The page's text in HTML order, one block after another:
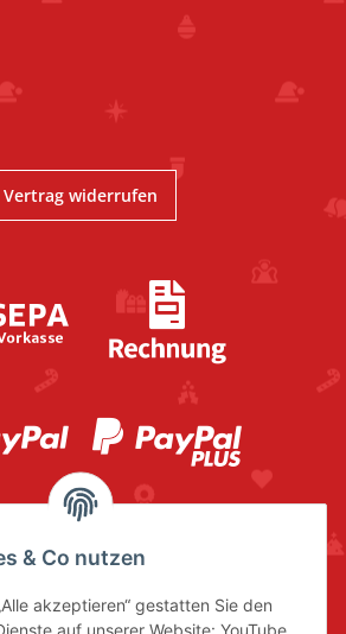
Vertrag widerrufen
& Co nutzen
akzeptieren“ gestatten Sie den